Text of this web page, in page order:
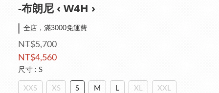
-布朗尼 ‹ W4H ›
全店，滿3000免運費
NT$5,700
NT$4,560
尺寸 : S
XXS XS S M L XL XXL